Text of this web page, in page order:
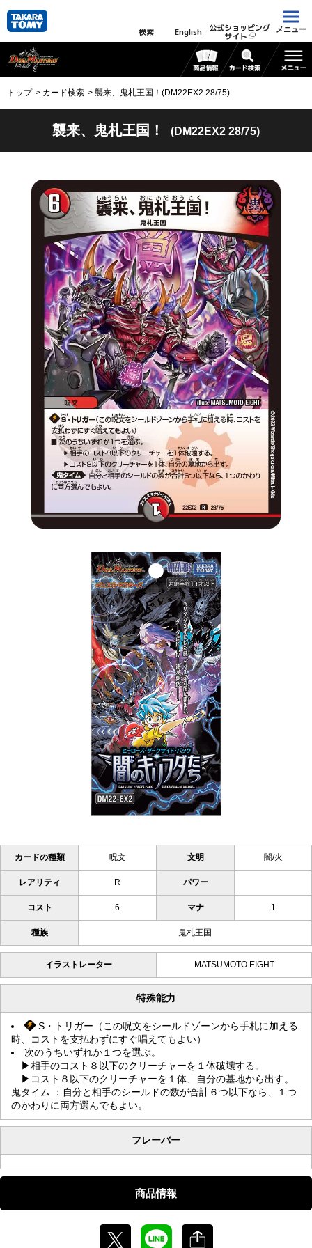
検索 English 公式ショッピング
サイト
メニュー
トップ カード検索 襲来、鬼札王国！(DM22EX2 28/75)
襲来、鬼札王国！ (DM22EX2 28/75)
カードの種類 呪文 文明 闇/火
レアリティ R パワー
コスト 6 マナ 1
種族 鬼札王国
イラストレーター MATSUMOTO EIGHT
特殊能力
S・トリガー（この呪文をシールドゾーンから手札に加える
時、コストを支払わずにすぐ唱えてもよい）
次のうちいずれか１つを選ぶ。
▶︎相手のコスト８以下のクリーチャーを１体破壊する。
▶︎コスト８以下のクリーチャーを１体、自分の墓地から出す。
鬼タイム ：自分と相手のシールドの数が合計６つ以下なら、１つ
のかわりに両方選んでもよい。
フレーバー
商品情報